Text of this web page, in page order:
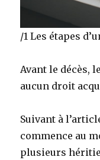
/1 Les étapes
Avant le décès,
aucun droit
Suivant à
commence au
plusieurs